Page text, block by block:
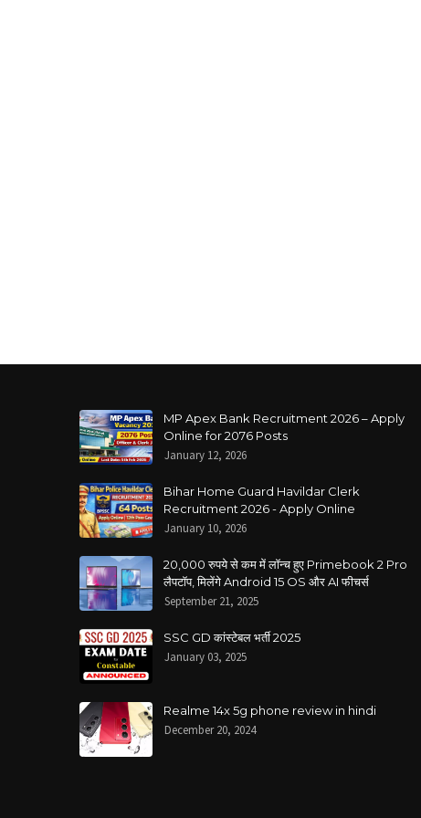
MP Apex Bank Recruitment 2026 – Apply
Online for 2076 Posts
January 12, 2026
Bihar Home Guard Havildar Clerk
Recruitment 2026 - Apply Online
January 10, 2026
20,000 रुपये से कम में लॉन्च हुए Primebook 2 Pro
लैपटॉप, मिलेंगे Android 15 OS और AI फीचर्स
September 21, 2025
SSC GD कांस्टेबल भर्ती 2025
January 03, 2025
Realme 14x 5g phone review in hindi
December 20, 2024